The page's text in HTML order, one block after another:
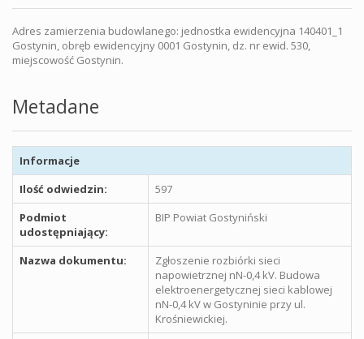
Adres zamierzenia budowlanego: jednostka ewidencyjna 140401_1
Gostynin, obręb ewidencyjny 0001 Gostynin, dz. nr ewid. 530,
miejscowość Gostynin.
Metadane
Informacje
Ilość odwiedzin:
597
Podmiot
udostępniający:
BIP Powiat Gostyniński
Nazwa dokumentu:
Zgłoszenie rozbiórki sieci
napowietrznej nN-0,4 kV. Budowa
elektroenergetycznej sieci kablowej
nN-0,4 kV w Gostyninie przy ul.
Krośniewickiej.